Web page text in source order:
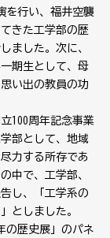
を行い、福井空襲
きた工学部の歴
ました。次に、
期生として、母
い出の教員の功
100周年記念事業
部として、地域
力する所存であ
中で、工学部、
し、「工学系の
としました。
の歴史展」のパネ